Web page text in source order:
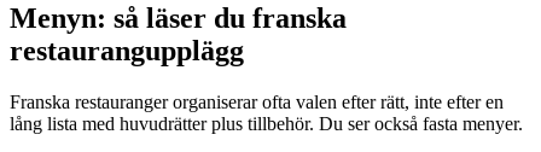
Menyn: så läser du franska
restaurangupplägg
Franska restauranger organiserar ofta valen efter rätt, inte efter en
lång lista med huvudrätter plus tillbehör. Du ser också fasta menyer.